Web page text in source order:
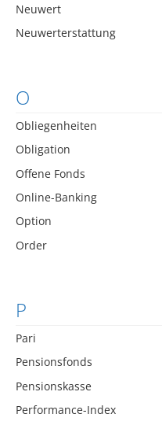
Neuwert
Neuwerterstattung
O
Obliegenheiten
Obligation
Offene Fonds
Online-Banking
Option
Order
P
Pari
Pensionsfonds
Pensionskasse
Performance-Index